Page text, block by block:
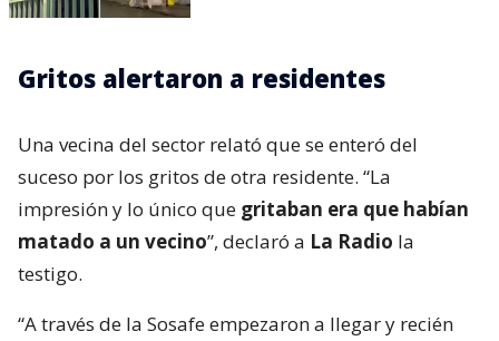
Gritos alertaron a residentes
Una vecina del sector relató que se enteró del
suceso por los gritos de otra residente. “La
impresión y lo único que gritaban era que habían
matado a un vecino”, declaró a La Radio la
testigo.
“A través de la Sosafe empezaron a llegar y recién